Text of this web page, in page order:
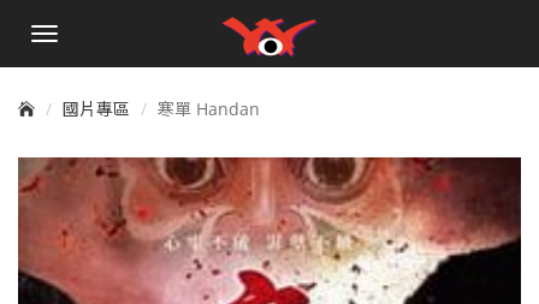
手
單
國片專區 寒單 Handan